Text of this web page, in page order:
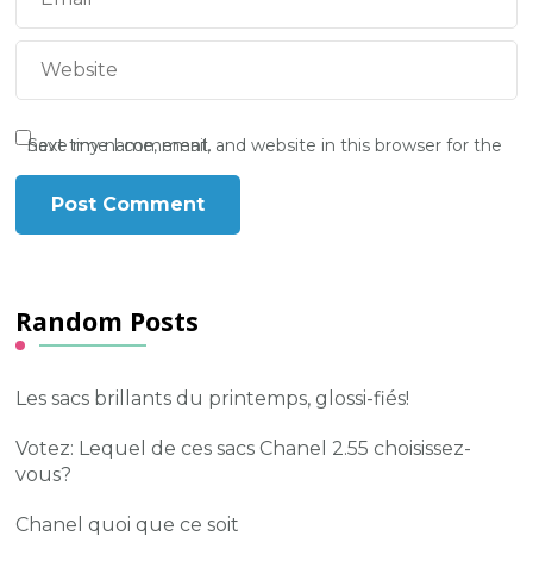
Save my name, email, and website in this browser for the next time I comment.
Random Posts
Les sacs brillants du printemps, glossi-fiés!
Votez: Lequel de ces sacs Chanel 2.55 choisissez-
vous?
Chanel quoi que ce soit